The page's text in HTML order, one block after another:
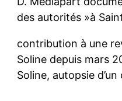
des autorités »à
contribution à une
Soline depuis mars
Soline, autopsie